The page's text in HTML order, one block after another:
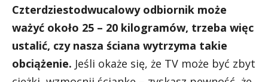
Czterdziestodwucalowy odbiornik może
ważyć około 25 – 20 kilogramów, trzeba więc
ustalić, czy nasza ściana wytrzyma takie
obciążenie. Jeśli okaże się, że TV może być zbyt